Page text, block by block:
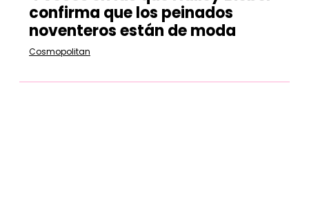
confirma que los peinados
noventeros están de moda
Cosmopolitan